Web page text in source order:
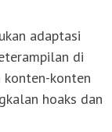
adaptasi
di
konten-konten
hoaks dan